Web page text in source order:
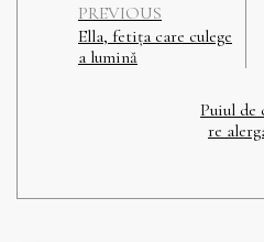
PREVIOUS
Ella, fetița care culege
a lumină
Puiul de
re